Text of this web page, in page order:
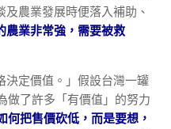
農業發展時便落入補助、
農業非常強，需要被救
決定價值。」假設台灣一罐
做了許多「有價值」的努力
何把售價砍低，而是要想，